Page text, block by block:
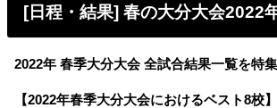
[日程・結果] 春の大分大会2022
2022年 春季大分大会 全試合結果一覧を特集
【2022年春季大分大会におけるベスト8校】